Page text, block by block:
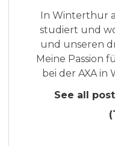
In Winterthur
studiert und
und unseren
Meine Passion
bei der AXA in
See all